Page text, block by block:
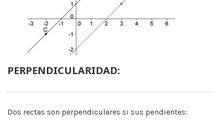
PERPENDICULARIDAD:
Dos rectas son perpendiculares si sus pendientes: